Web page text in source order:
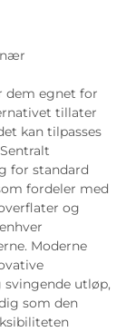
dem egnet for
tillater
kan tilpasses
for standard
fordeler med
og
Moderne
utløp,
som den